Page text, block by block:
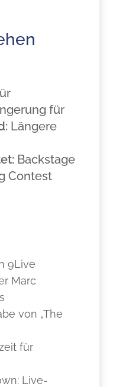
für
Längere
Backstage
Contest
9Live
Marc
von „The
für
Live-